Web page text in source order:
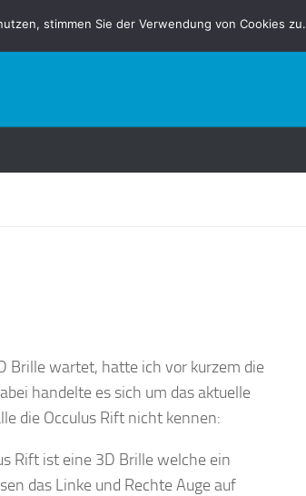
Brille wartet, hatte ich vor kurzem die
handelte es sich um das aktuelle
die Occulus Rift nicht kennen:
Rift ist eine 3D Brille welche ein
das Linke und Rechte Auge auf
stimmen Sie der Verwendung von Cookies zu.